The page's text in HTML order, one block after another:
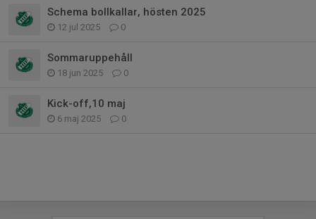
Schema bollkallar, hösten 2025
12 jul 2025 0
Sommaruppehåll
18 jun 2025 0
Kick-off,10 maj
6 maj 2025 0